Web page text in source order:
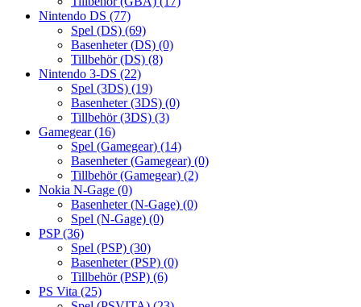
Nintendo DS (77)
Spel (DS) (69)
Basenheter (DS) (0)
Tillbehör (DS) (8)
Nintendo 3-DS (22)
Spel (3DS) (19)
Basenheter (3DS) (0)
Tillbehör (3DS) (3)
Gamegear(16)
Spel (Gamegear) (14)
Basenheter (Gamegear) (0)
Tillbehör (Gamegear) (2)
Nokia N-Gage (0)
Basenheter (N-Gage) (0)
Spel (N-Gage) (0)
PSP(36)
Spel (PSP) (30)
Basenheter (PSP) (0)
Tillbehör (PSP) (6)
PS Vita (25)